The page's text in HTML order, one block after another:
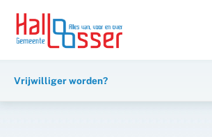
inhoud
naar
Vrijwilliger worden?